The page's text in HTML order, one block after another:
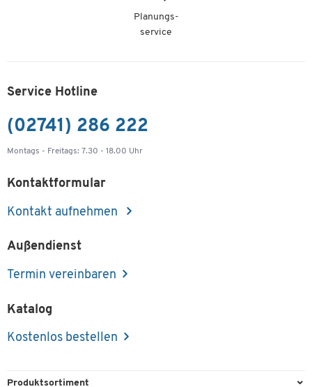
Planungs-
service
Service Hotline
(02741) 286 222
Montags - Freitags: 7.30 - 18.00 Uhr
Kontaktformular
Kontakt aufnehmen
Außendienst
Termin vereinbaren
Katalog
Kostenlos bestellen
Produktsortiment